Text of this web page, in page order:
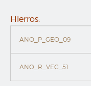
Hierros:
ANO_P_GEO_09
ANO_R_VEG_51